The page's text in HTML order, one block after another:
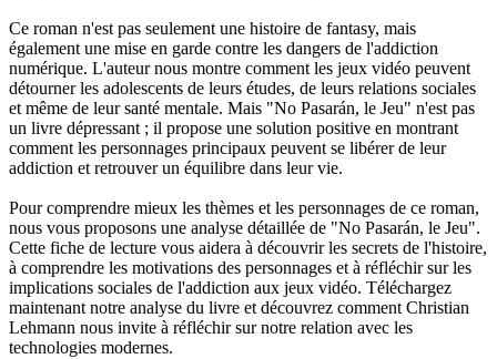
Ce roman n'est pas seulement une histoire de fantasy, mais
également une mise en garde contre les dangers de l'addiction
numérique. L'auteur nous montre comment les jeux vidéo peuvent
détourner les adolescents de leurs études, de leurs relations sociales
et même de leur santé mentale. Mais "No Pasarán, le Jeu" n'est pas
un livre dépressant ; il propose une solution positive en montrant
comment les personnages principaux peuvent se libérer de leur
addiction et retrouver un équilibre dans leur vie.
Pour comprendre mieux les thèmes et les personnages de ce roman,
nous vous proposons une analyse détaillée de "No Pasarán, le Jeu".
Cette fiche de lecture vous aidera à découvrir les secrets de l'histoire,
à comprendre les motivations des personnages et à réfléchir sur les
implications sociales de l'addiction aux jeux vidéo. Téléchargez
maintenant notre analyse du livre et découvrez comment Christian
Lehmann nous invite à réfléchir sur notre relation avec les
technologies modernes.